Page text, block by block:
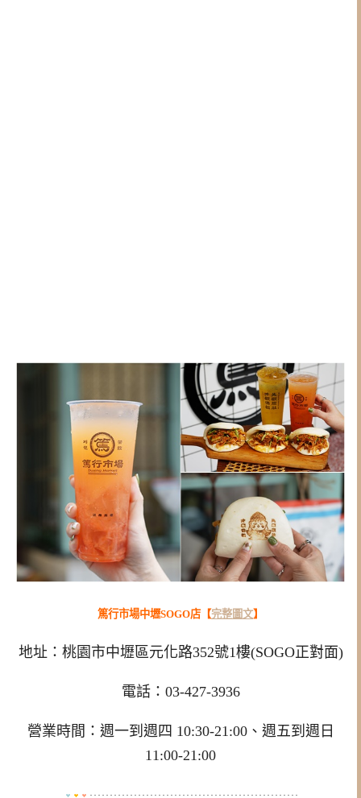
篤行市場中壢SOGO店【完整圖文】
地址：桃園市中壢區元化路352號1樓(SOGO正對面)
電話：03-427-3936
營業時間：週一到週四 10:30-21:00、週五到週日
11:00-21:00